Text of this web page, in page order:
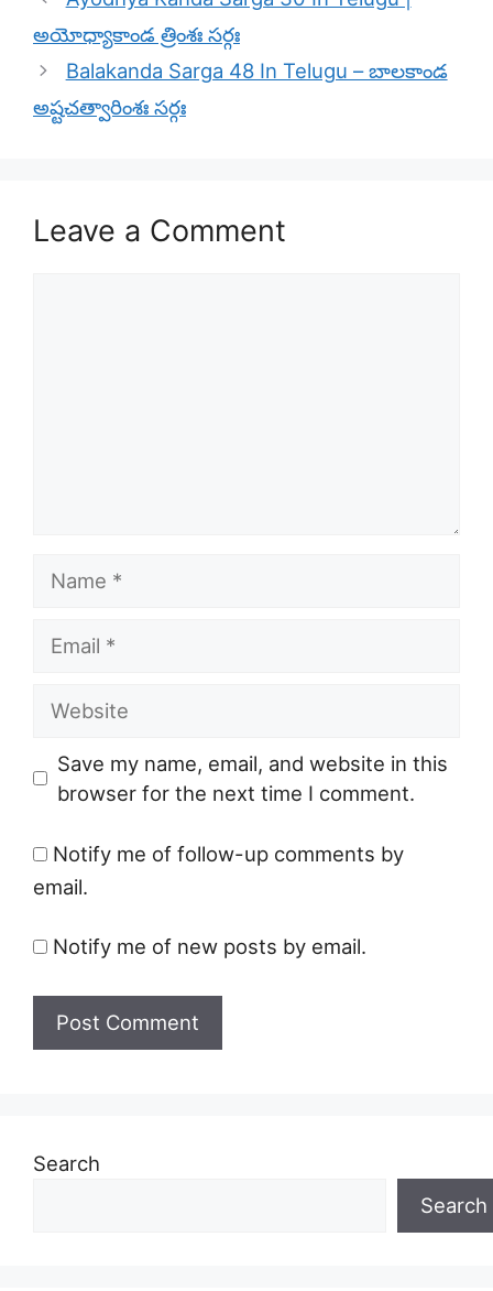
అయోధ్యాకాండ త్రింశః సర్గః
Balakanda Sarga 48 In Telugu – బాలకాండ
అష్టచత్వారింశః సర్గః
Leave a Comment
Name
Email
Website
Save my name, email, and website in this
browser for the next time I comment.
Notify me of follow-up comments by
email.
Notify me of new posts by email.
Search
Search